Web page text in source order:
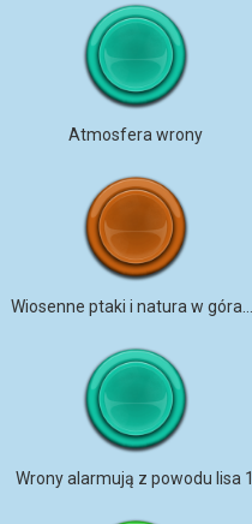
Atmosfera wrony
Wrony alarmują z powodu lisa 1